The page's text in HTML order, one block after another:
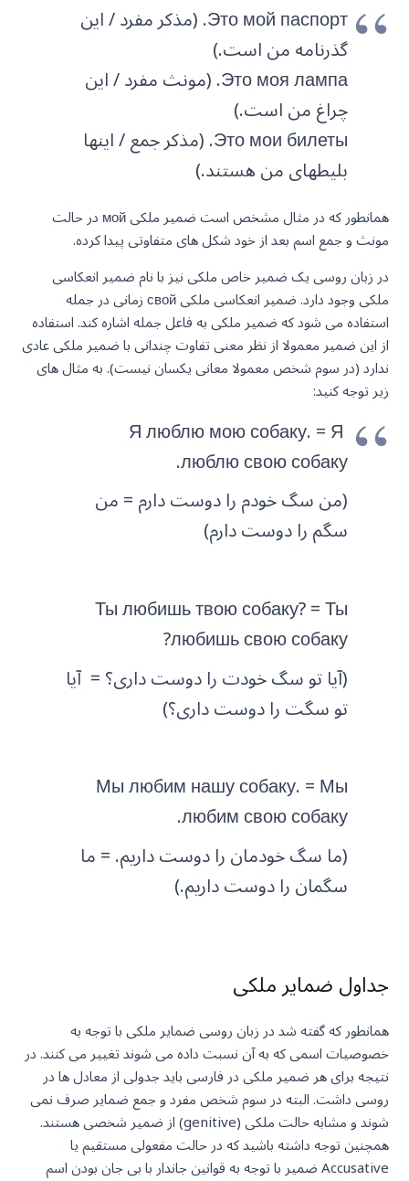
Это мой паспорт. (مذکر مفرد / این
گذرنامه من است.)
Это моя лампа. (مونث مفرد / این
چراغ من است.)
Это мои билеты. (مذکر جمع / اینها
بلیطهای من هستند.)
همانطور که در مثال مشخص است ضمیر ملکی мой در حالت
مونث و جمع اسم بعد از خود شکل های متفاوتی پیدا کرده.
در زبان روسی یک ضمیر خاص ملکی نیز با نام ضمیر انعکاسی
ملکی وجود دارد. ضمیر انعکاسی ملکی свой زمانی در جمله
استفاده می شود که ضمیر ملکی به فاعل جمله اشاره کند. استفاده
از این ضمیر معمولا از نظر معنی تفاوت چندانی با ضمیر ملکی عادی
ندارد (در سوم شخص معمولا معانی یکسان نیست). به مثال های
زیر توجه کنید:
Я люблю мою собаку. = Я
люблю свою собаку.
(من سگ خودم را دوست دارم = من
سگم را دوست دارم)
Ты любишь твою собаку? = Ты
любишь свою собаку?
(آیا تو سگ خودت را دوست داری؟ = آیا
تو سگت را دوست داری؟)
Мы любим нашу собаку. = Мы
любим свою собаку.
(ما سگ خودمان را دوست داریم. = ما
سگمان را دوست داریم.)
جداول ضمایر ملکی
همانطور که گفته شد در زبان روسی ضمایر ملکی با توجه به
خصوصیات اسمی که به آن نسبت داده می شوند تغییر می کنند. در
نتیجه برای هر ضمیر ملکی در فارسی باید جدولی از معادل ها در
روسی داشت. البته در سوم شخص مفرد و جمع ضمایر صرف نمی
شوند و مشابه حالت ملکی (genitive) از ضمیر شخصی هستند.
همچنین توجه داشته باشید که در حالت مفعولی مستقیم یا
Accusative ضمیر با توجه به قوانین جاندار با بی جان بودن اسم